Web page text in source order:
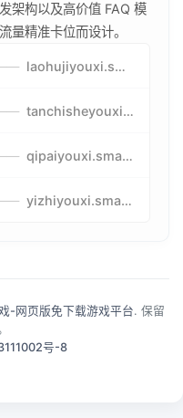
架构以及高价值 FAQ 模
量精准卡位而设计。
laohujiyouxi.smartwatchmanufacturer.cn
tanchisheyouxicelv.smartwatchmanufacturer.cn
qipaiyouxi.smartwatchmanufacturer.cn
yizhiyouxi.smartwatchmanufacturer.cn
-网页版免下载游戏平台. 保留
号-8